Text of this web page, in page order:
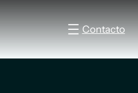
Contacto